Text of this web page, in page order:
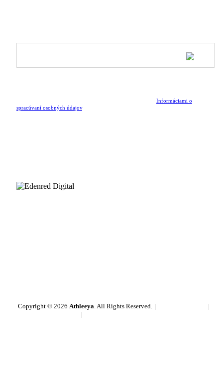
Informáciami o
spracúvaní osobných údajov.
Copyright © 2026 Athleeya. All Rights Reserved.